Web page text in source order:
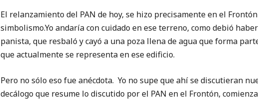
El relanzamiento del PAN de hoy, se hizo precisamente en el
simbolismo.Yo andaría con cuidado en ese terreno, como debió
panista, que resbaló y cayó a una poza llena de agua que forma
que actualmente se representa en ese edificio.
Pero no sólo eso fue anécdota. Yo no supe que ahí se discutieran
decálogo que resume lo discutido por el PAN en el Frontón,